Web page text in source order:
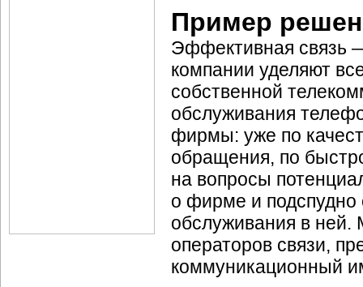
Пример
Эффективная связь
компании уделяют
собственной
обслуживания
фирмы: уже по
обращения, по
на вопросы
о фирме и подспудно
обслуживания в ней.
операторов связи,
коммуникационный